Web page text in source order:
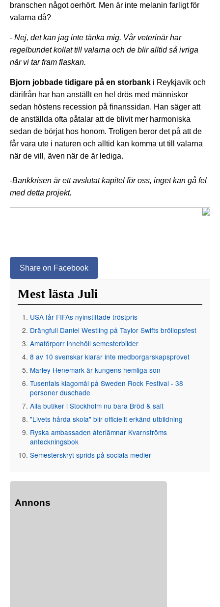
branschen något oerhört. Men är inte melanin farligt för
valarna då?
- Nej, det kan jag inte tänka mig. Vår veterinär har
regelbundet kollat till valarna och de blir alltid så ivriga
när vi tar fram flaskan.
Bjorn jobbade tidigare på en storbank i Reykjavik och
därifrån har han anställt en hel drös med människor
sedan höstens recession på finanssidan. Han säger att
de anställda ofta påtalar att de blivit mer harmoniska
sedan de börjat hos honom. Troligen beror det på att de
får vara ute i naturen och alltid kan komma ut till valarna
när de vill, även när de är lediga.
-Bankkrisen är ett avslutat kapitel för oss, inget kan gå fel
med detta projekt.
Share on Facebook
Mest lästa Juli
USA får FIFAs nyinstiftade tröstpris
Drängfull Daniel Westling på Taylor Swifts bröllopsfest
Amatörporr innehöll semesterbilder
8 av 10 svenskar klarar inte medborgarskapsprovet
Marley Henemark är kungens hemliga son
Tusentals klagomål på Sweden Rock Festival - 38
personer duschade
Alla butiker i Stockholm nu bara Bröd & salt
"Livets hårda skola" blir officiellt erkänd utbildning
Ryska ambassaden återlämnar Kvarnströms
anteckningsbok
Semesterskryt sprids på sociala medier
Annons